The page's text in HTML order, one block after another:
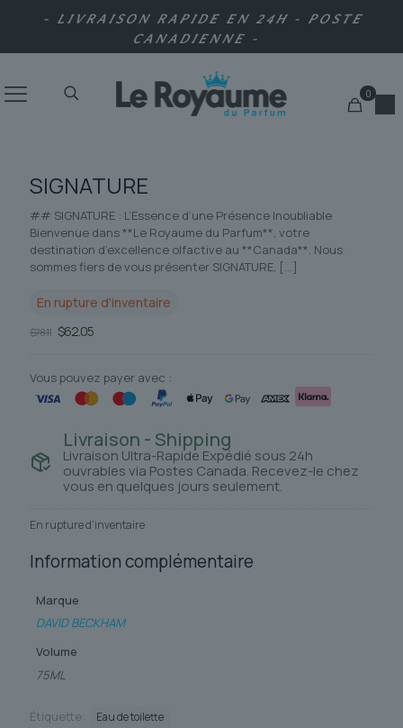
- LIVRAISON RAPIDE EN 24H - POSTE
CANADIENNE -
0
SIGNATURE
## SIGNATURE : L’Essence d’une Présence Inoubliable
Bienvenue dans **Le Royaume du Parfum**, votre
destination d’excellence olfactive au **Canada**. Nous
sommes fiers de vous présenter SIGNATURE, […]
En rupture d'inventaire
$78.11 Le
était :
$78.11.
$62.05Le
est :
$62.05.
Vous pouvez payer avec :
Livraison - Shipping
Livraison Ultra-Rapide Expédié sous 24h
ouvrables via Postes Canada. Recevez-le chez
vous en quelques jours seulement.
En rupture d'inventaire
Information complémentaire
Marque
DAVID BECKHAM
Volume
75ML
Étiquette: Eau de toilette